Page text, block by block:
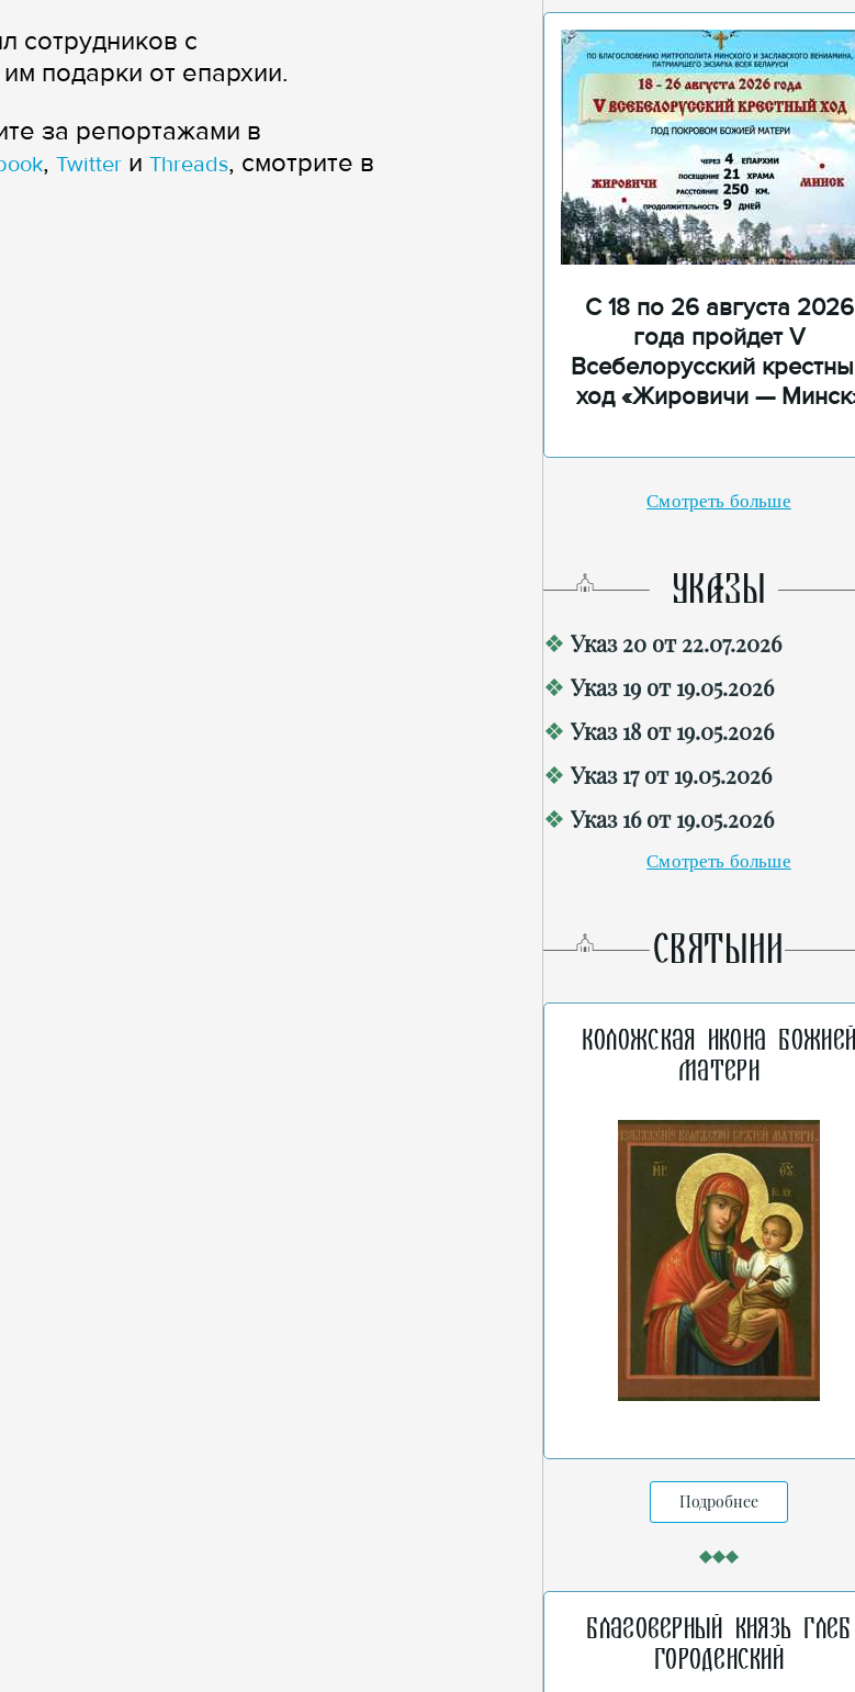
сотрудников с
подарки от епархии.
за репортажами в
, Twitter и Threads, смотрите в
С 18 по 26 августа 2026
года пройдет V
Всебелорусский
ход «Жировичи —
Смотреть больше
УКАЗЫ
Указ 20 от 22.07.2026
Указ 19 от 19.05.2026
Указ 18 от 19.05.2026
Указ 17 от 19.05.2026
Указ 16 от 19.05.2026
Смотреть больше
СВЯТЫНИ
Коложская икона
Матери
Подробнее
Благоверный князь Глеб
Городенский